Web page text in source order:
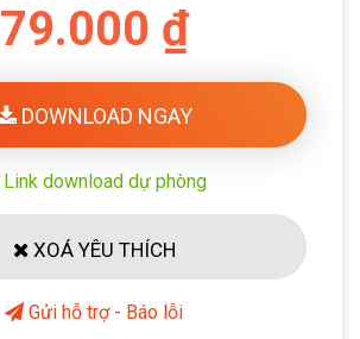
79.000 ₫
DOWNLOAD NGAY
Link download dự phòng
XOÁ YÊU THÍCH
Gửi hỗ trợ - Báo lỗi